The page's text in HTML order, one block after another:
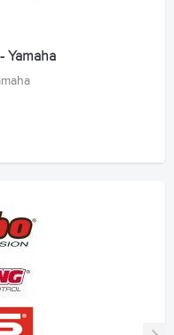
Yamaha